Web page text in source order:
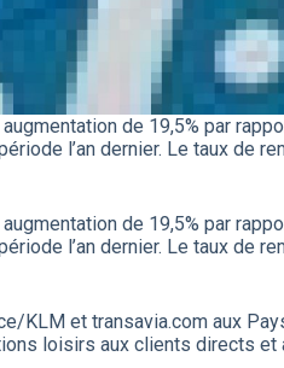
de 19,5% par
l’an dernier. Le taux de
de 19,5% par
l’an dernier. Le taux de
et transavia.com aux
loisirs aux clients directs et